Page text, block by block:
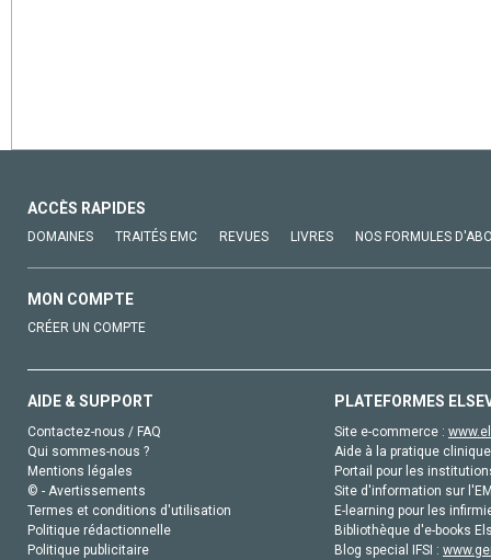
ACCÈS RAPIDES
DOMAINES TRAITÉS EMC REVUES LIVRES NOS FORMULES
MON COMPTE
CRÉER UN COMPTE
AIDE & SUPPORT
Contactez-nous / FAQ
Qui sommes-nous ?
Mentions légales
© - Avertissements
Termes et conditions d'utilisation
Politique rédactionnelle
Politique publicitaire
PLATEFORMES
Site e-commerce :
Aide à la pratique
Portail pour les
Site d'information sur
E-learning pour les
Bibliothèque d'e-books
Blog special IFSI :